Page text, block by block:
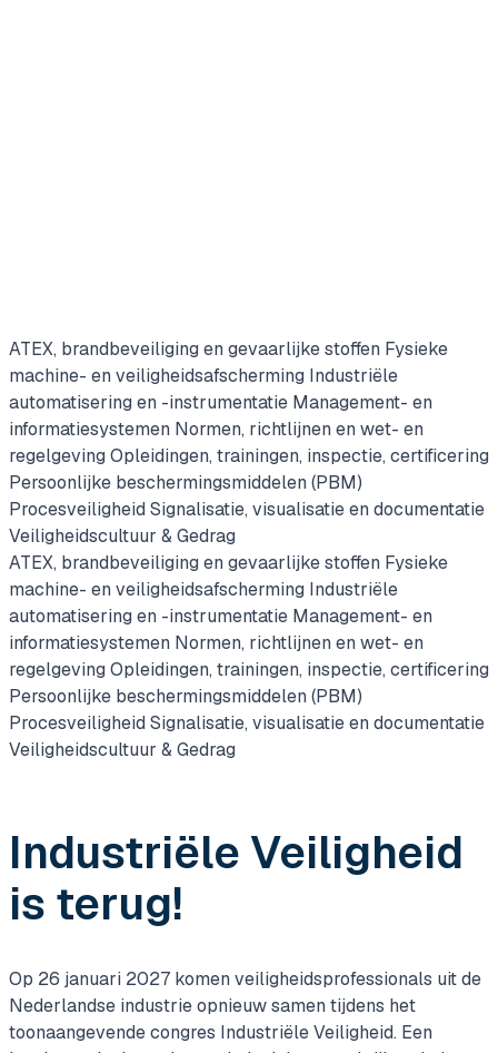
Enter
fullscreen
ATEX, brandbeveiliging en gevaarlijke stoffen Fysieke
machine- en veiligheidsafscherming Industriële
automatisering en -instrumentatie Management- en
informatiesystemen Normen, richtlijnen en wet- en
regelgeving Opleidingen, trainingen, inspectie, certificering
Persoonlijke beschermingsmiddelen (PBM)
Procesveiligheid Signalisatie, visualisatie en documentatie
Veiligheidscultuur & Gedrag
ATEX, brandbeveiliging en gevaarlijke stoffen Fysieke
machine- en veiligheidsafscherming Industriële
automatisering en -instrumentatie Management- en
informatiesystemen Normen, richtlijnen en wet- en
regelgeving Opleidingen, trainingen, inspectie, certificering
Persoonlijke beschermingsmiddelen (PBM)
Procesveiligheid Signalisatie, visualisatie en documentatie
Veiligheidscultuur & Gedrag
Industriële Veiligheid
is terug!
Op 26 januari 2027 komen veiligheidsprofessionals uit de
Nederlandse industrie opnieuw samen tijdens het
toonaangevende congres Industriële Veiligheid. Een